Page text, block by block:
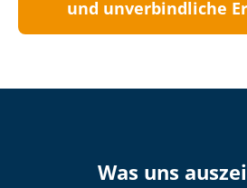
und unverbindliche
Was uns